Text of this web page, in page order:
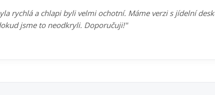
rychlá a chlapi byli velmi ochotní. Máme verzi s jídelní
jsme to neodkryli. Doporučuji!"